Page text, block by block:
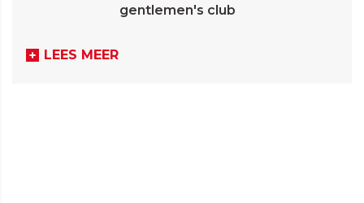
gentlemen's club
LEES MEER